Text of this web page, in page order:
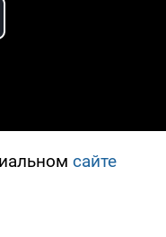
Video
сайте